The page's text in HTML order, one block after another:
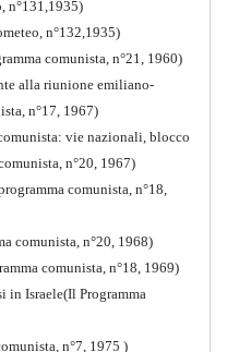
n°131,1935)
n°132,1935)
comunista, n°21, 1960)
alla riunione emiliano-
n°17, 1967)
vie nazionali, blocco
n°20, 1967)
comunista, n°18,
comunista, n°20, 1968)
comunista, n°18, 1969)
in Israele(Il Programma
n°7, 1975 )